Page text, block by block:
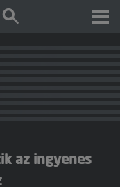
az ingyenes